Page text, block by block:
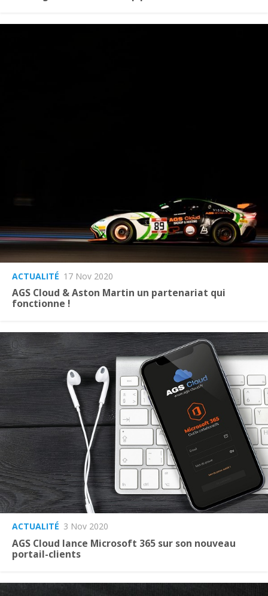
ACTUALITÉ 17 Nov 2020
AGS Cloud & Aston Martin un partenariat qui
fonctionne !
ACTUALITÉ 3 Nov 2020
AGS Cloud lance Microsoft 365 sur son nouveau
portail-clients